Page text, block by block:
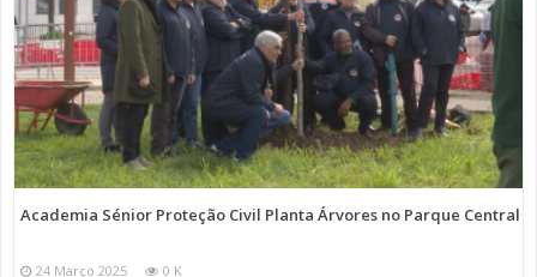
Academia Sénior Proteção Civil Planta Árvores no Parque Central
24 Março 2025 0 K